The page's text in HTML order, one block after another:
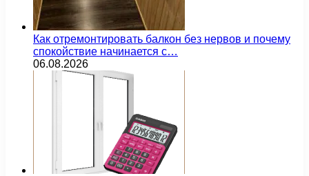
Как отремонтировать балкон без нервов и почему
спокойствие начинается с…
06.08.2026